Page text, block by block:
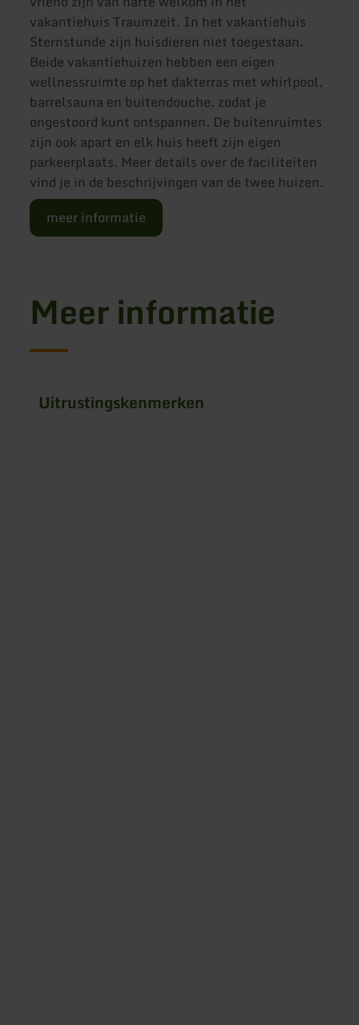
vakantiehuis Traumzeit. In het vakantiehuis
Sternstunde zijn huisdieren niet toegestaan.
Beide vakantiehuizen hebben een eigen
wellnessruimte op het dakterras met whirlpool,
barrelsauna en buitendouche, zodat je
ongestoord kunt ontspannen. De buitenruimtes
zijn ook apart en elk huis heeft zijn eigen
parkeerplaats. Meer details over de faciliteiten
vind je in de beschrijvingen van de twee huizen.
meer informatie
Meer informatie
Uitrustingskenmerken